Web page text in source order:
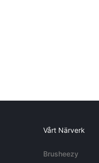
Vårt Närverk
Brusheezy